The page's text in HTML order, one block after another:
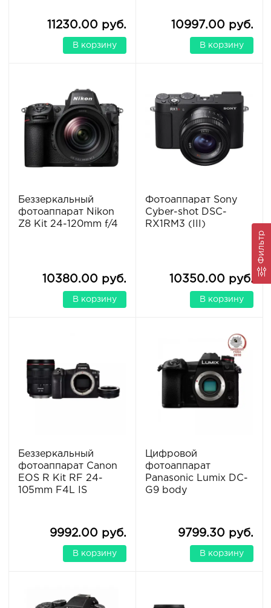
Фильтр
11230.00 руб.
В корзину
10997.00 руб.
В корзину
Беззеркальный
фотоаппарат Nikon
Z8 Kit 24-120mm f/4
10380.00 руб.
В корзину
Фотоаппарат Sony
Cyber-shot DSC-
RX1RM3 (III)
10350.00 руб.
В корзину
Беззеркальный
фотоаппарат Canon
EOS R Kit RF 24-
105mm F4L IS
9992.00 руб.
В корзину
Цифровой
фотоаппарат
Panasonic Lumix DC-
G9 body
9799.30 руб.
В корзину